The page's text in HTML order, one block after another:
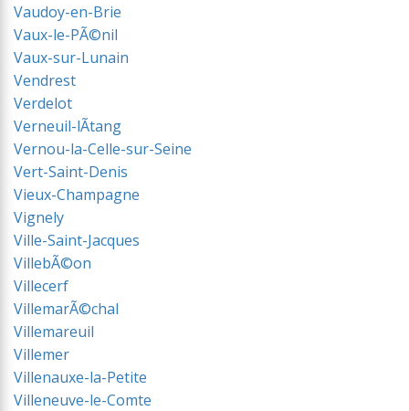
Vaudoy-en-Brie
Vaux-le-PÃ©nil
Vaux-sur-Lunain
Vendrest
Verdelot
Verneuil-lÃtang
Vernou-la-Celle-sur-Seine
Vert-Saint-Denis
Vieux-Champagne
Vignely
Ville-Saint-Jacques
VillebÃ©on
Villecerf
VillemarÃ©chal
Villemareuil
Villemer
Villenauxe-la-Petite
Villeneuve-le-Comte